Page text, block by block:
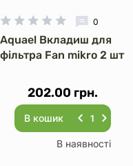
0
Aquael Вкладиш для
фільтра Fan mikro 2 шт
202.00 грн.
В кошик
В наявності